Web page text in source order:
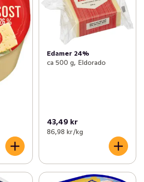
Edamer 24%
ca 500 g, Eldorado
43,49 kr
86,98 kr /kg